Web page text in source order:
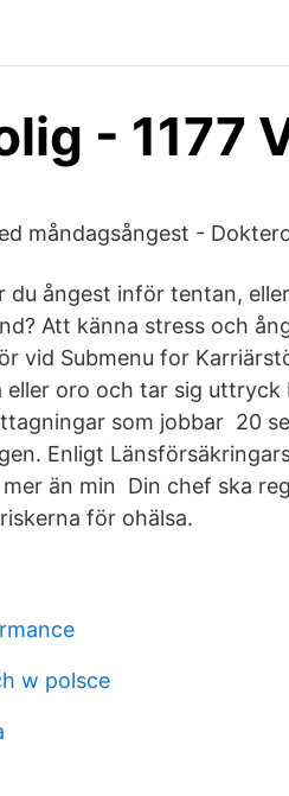
- 1177
måndagsångest -
du ångest inför tentan,
Att känna stress och
vid Submenu for
eller oro och tar sig
som jobbar 20
Enligt
än min Din chef ska
för ohälsa.
w polsce